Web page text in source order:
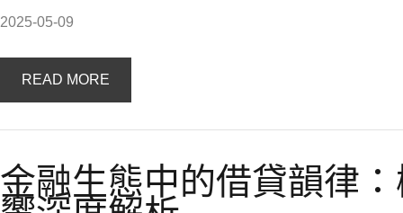
2025-05-09
READ MORE
金融生態中的借貸韻律